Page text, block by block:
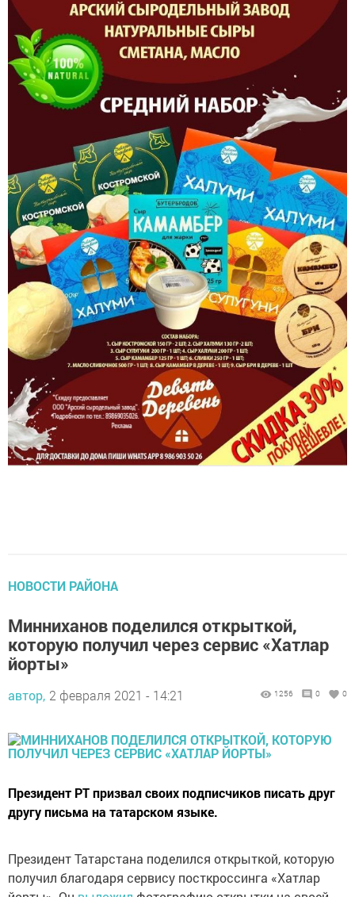
НОВОСТИ РАЙОНА
Минниханов поделился открыткой,
которую получил через сервис «Хатлар
йорты»
автор, 2 февраля 2021 - 14:21
Президент РТ призвал своих подписчиков писать друг
другу письма на татарском языке.
Президент Татарстана поделился открыткой, которую
получил благодаря сервису посткроссинга «Хатлар
йорты». Он выложил фотографию открытки на своей